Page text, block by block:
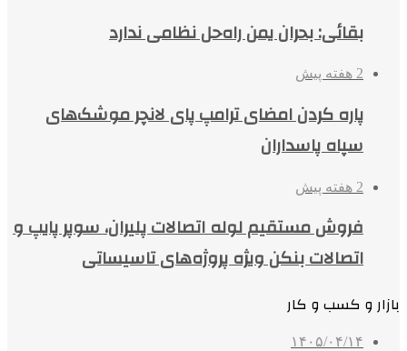
بقائی: بحران یمن راه‌حل نظامی ندارد
2 هفته پیش
پاره کردن امضای ترامپ پای لانچر موشک‌های
سپاه پاسداران
2 هفته پیش
فروش مستقیم لوله اتصالات پلیران، سوپر پایپ و
اتصالات بنکن ویژه پروژه‌های تاسیساتی
بازار و کسب و کار
۱۴۰۵/۰۴/۱۴